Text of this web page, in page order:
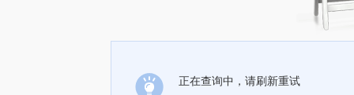
正在查询中，请刷新重试